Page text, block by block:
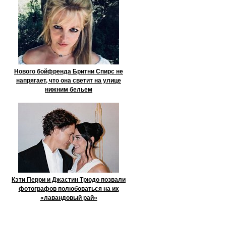
Нового бойфренда Бритни Спирс не
напрягает, что она светит на улице
нижним бельем
Кэти Перри и Джастин Трюдо позвали
фотографов полюбоваться на их
«лавандовый рай»